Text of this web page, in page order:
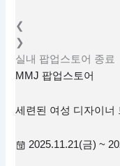
❮
❯
실내 팝업스토어 종료
MMJ 팝업스토어
세련된 여성 디자이너
2025.11.21(금) ~